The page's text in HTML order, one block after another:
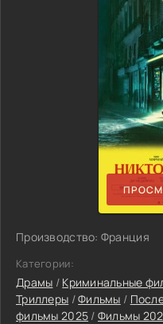
Производство: Франция
Категории:
Драмы / Криминальные
Триллеры /Фильмы /
фильмы 2025 / Фильмы